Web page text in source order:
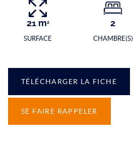
21 m2
SURFACE
2
CHAMBRE(S)
TÉLÉCHARGER LA FICHE
SE FAIRE RAPPELER